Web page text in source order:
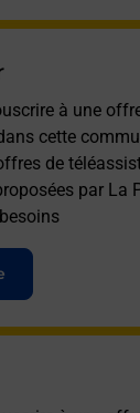
à une
cette
de
par La